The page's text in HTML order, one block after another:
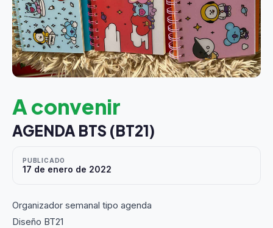
A convenir
AGENDA BTS (BT21)
PUBLICADO
17 de enero de 2022
Organizador semanal tipo agenda
Diseño BT21